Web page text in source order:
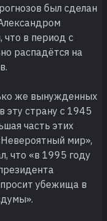
был сделан
в период с
распадётся на
же вынужденных
эту страну с 1945
часть этих
мир»,
что «в 1995 году
убежища в